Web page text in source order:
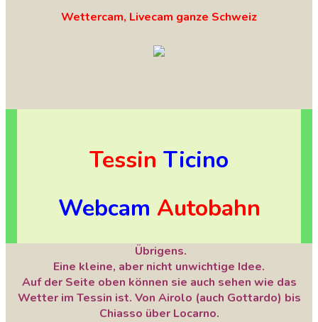
Wettercam, Livecam ganze Schweiz
Tessin Ticino
Webcam Autobahn
Übrigens.
Eine kleine, aber nicht unwichtige Idee.
Auf der Seite oben können sie auch sehen wie das
Wetter im Tessin ist. Von Airolo (auch Gottardo) bis
Chiasso über Locarno.